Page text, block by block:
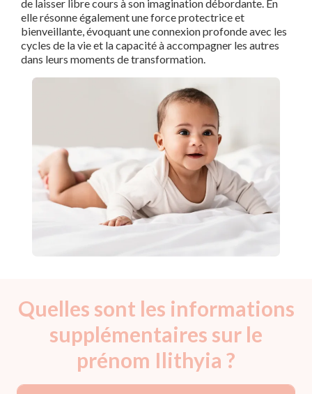
de laisser libre cours à son imagination débordante. En
elle résonne également une force protectrice et
bienveillante, évoquant une connexion profonde avec les
cycles de la vie et la capacité à accompagner les autres
dans leurs moments de transformation.
Quelles sont les informations
supplémentaires sur le
prénom Ilithyia ?